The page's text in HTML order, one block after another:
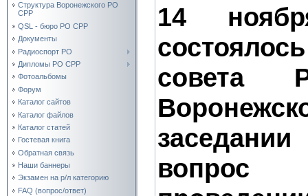
Структура Воронежского РО
СРР
QSL - бюро РО СРР
Документы
Радиоспорт РО
Дипломы РО СРР
Фотоальбомы
Форум
Каталог сайтов
Каталог файлов
Каталог статей
Гостевая книга
Обратная связь
Наши баннеры
Экзамен на р/л категорию
FAQ (вопрос/ответ)
14